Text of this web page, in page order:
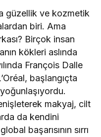
güzellik ve kozmetik
biri. Ama
Birçok insan
kökleri aslında
François Dalle
başlangıçta
makyaj, cilt
da kendini
başarısının sırrı